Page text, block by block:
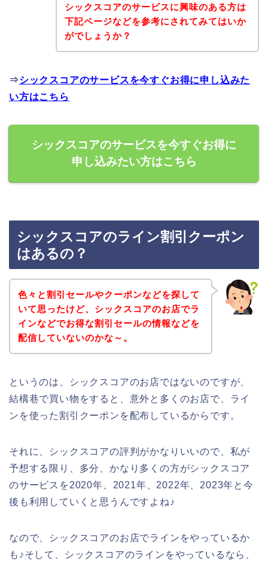
シックスコアのサービスに興味のある方は
下記ページなどを参考にされてみてはいか
がでしょうか？
⇒シックスコアのサービスを今すぐお得に申し込みた
い方はこちら
シックスコアのサービスを今すぐお得に
申し込みたい方はこちら
シックスコアのライン割引クーポン
はあるの？
色々と割引セールやクーポンなどを探して
いて思ったけど、シックスコアのお店でラ
インなどでお得な割引セールの情報などを
配信していないのかな～。
というのは、シックスコアのお店ではないのですが、
結構巷で買い物をすると、意外と多くのお店で、ライ
ンを使った割引クーポンを配布しているからです。
それに、シックスコアの評判がかなりいいので、私が
予想する限り、多分、かなり多くの方がシックスコア
のサービスを2020年、2021年、2022年、2023年と今
後も利用していくと思うんですよね♪
なので、シックスコアのお店でラインをやっているか
も♪そして、シックスコアのラインをやっているなら、